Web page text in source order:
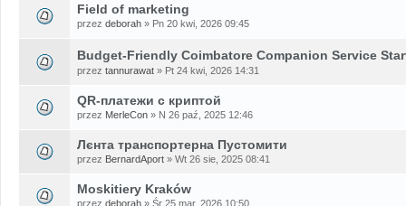
Field of marketing
przez deborah » Pn 20 kwi, 2026 09:45
Budget-Friendly Coimbatore Companion Service
przez tannurawat » Pt 24 kwi, 2026 14:31
QR-платежи с криптой
przez MerleCon » N 26 paź, 2025 12:46
Лєнта транспортерна Пустомити
przez BernardAport » Wt 26 sie, 2025 08:41
Moskitiery Kraków
przez deborah » Śr 25 mar, 2026 10:50